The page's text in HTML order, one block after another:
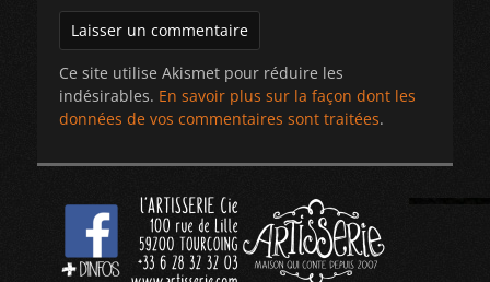
Ce site utilise Akismet pour réduire les
indésirables. En savoir plus sur la façon dont les
données de vos commentaires sont traitées.